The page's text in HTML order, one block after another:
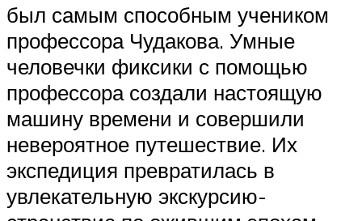
был самым способным учеником
профессора Чудакова. Умные
человечки фиксики с помощью
профессора создали настоящую
машину времени и совершили
невероятное путешествие. Их
экспедиция превратилась в
увлекательную экскурсию-